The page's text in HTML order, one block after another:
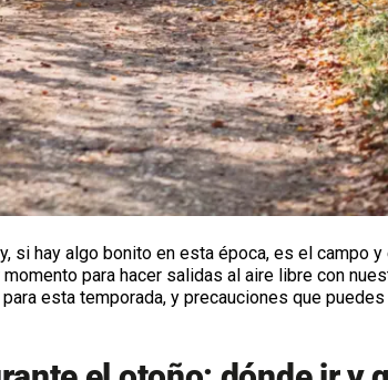
si hay algo bonito en esta época, es el campo
para hacer salidas al aire libre con
esta temporada, y precauciones que